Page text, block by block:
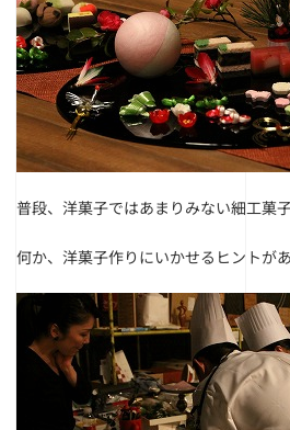
普段、洋菓子ではあまりみない細工菓
何か、洋菓子作りにいかせるヒントが